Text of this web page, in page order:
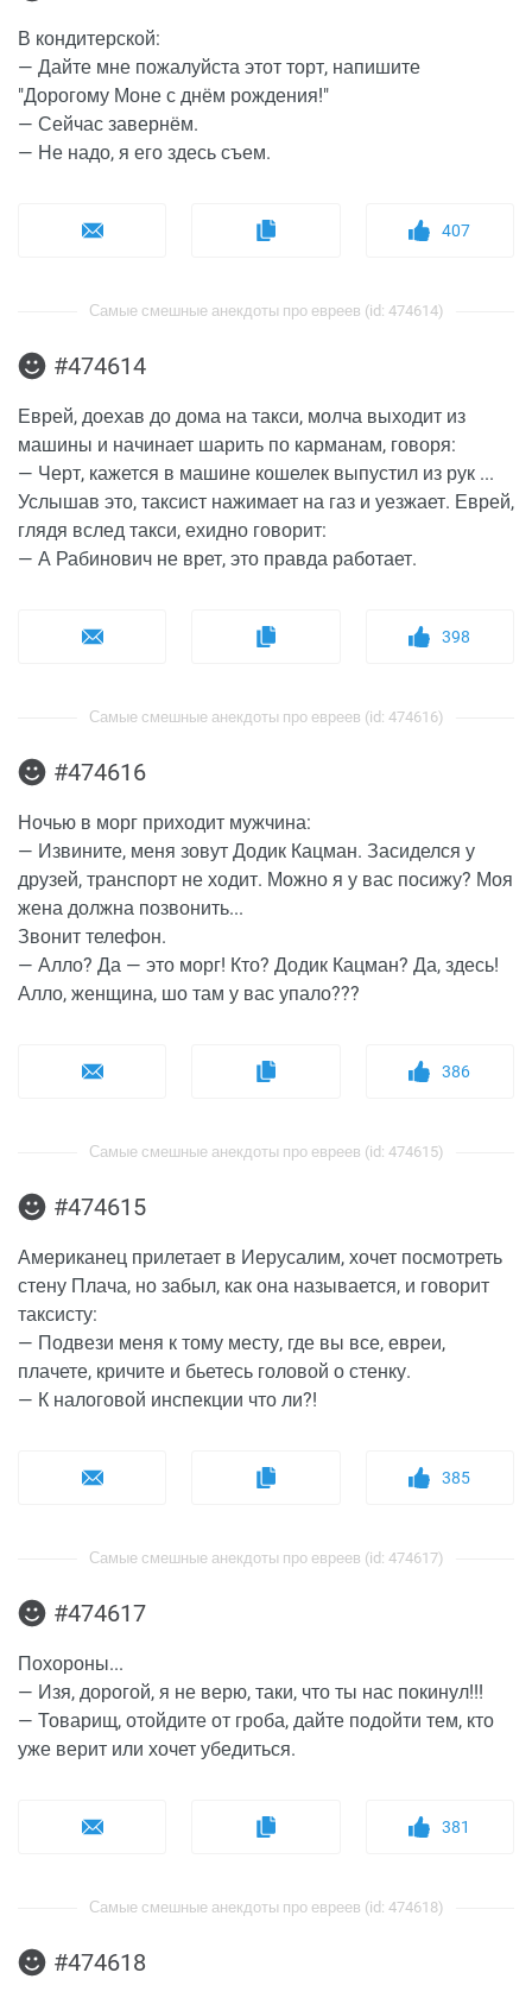
В кондитерской:
— Дайте мне пожалуйста этот торт, напишите
"Дорогому Моне с днём рождения!"
— Сейчас завернём.
— Не надо, я его здесь съем.
407
Самые смешные анекдоты про евреев (id: 474614)
#474614
Еврей, доехав до дома на такси, молча выходит из
машины и начинает шарить по карманам, говоря:
— Черт, кажется в машине кошелек выпустил из рук ...
Услышав это, таксист нажимает на газ и уезжает. Еврей,
глядя вслед такси, ехидно говорит:
— А Рабинович не врет, это правда работает.
398
Самые смешные анекдоты про евреев (id: 474616)
#474616
Ночью в морг приходит мужчина:
— Извините, меня зовут Додик Кацман. Засиделся у
друзей, транспорт не ходит. Можно я у вас посижу? Моя
жена должна позвонить...
Звонит телефон.
— Алло? Да — это морг! Кто? Додик Кацман? Да, здесь!
Алло, женщина, шо там у вас упало???
386
Самые смешные анекдоты про евреев (id: 474615)
#474615
Американец прилетает в Иерусалим, хочет посмотреть
стену Плача, но забыл, как она называется, и говорит
таксисту:
— Подвези меня к тому месту, где вы все, евреи,
плачете, кричите и бьетесь головой о стенку.
— К налоговой инспекции что ли?!
385
Самые смешные анекдоты про евреев (id: 474617)
#474617
Похороны...
— Изя, дорогой, я не верю, таки, что ты нас покинул!!!
— Товарищ, отойдите от гроба, дайте подойти тем, кто
уже верит или хочет убедиться.
381
Самые смешные анекдоты про евреев (id: 474618)
#474618